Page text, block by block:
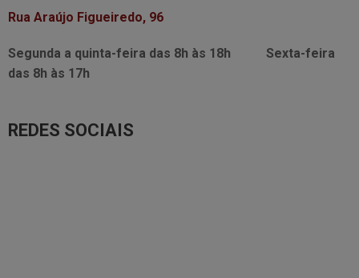
Rua Araújo Figueiredo, 96
Segunda a quinta-feira das 8h às 18h
Sexta-feira
das 8h às 17h
REDES SOCIAIS